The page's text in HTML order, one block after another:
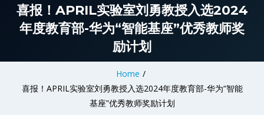
喜报！APRIL实验室刘勇教授入选2024
年度教育部-华为“智能基座”优秀教师奖
励计划
Home /
喜报！APRIL实验室刘勇教授入选2024年度教育部-华为“智能
基座”优秀教师奖励计划